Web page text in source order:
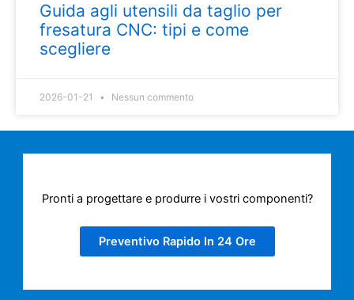
Guida agli utensili da taglio per
fresatura CNC: tipi e come
scegliere
2026-01-21 Nessun commento
Pronti a progettare e produrre i vostri componenti?
Preventivo Rapido In 24 Ore